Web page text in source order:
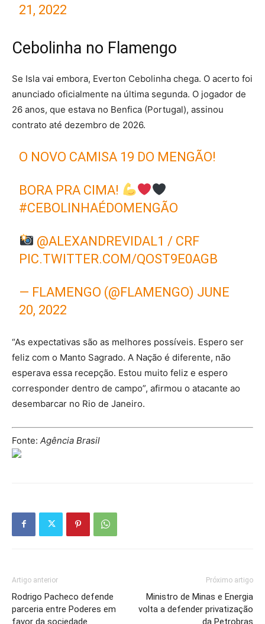
21, 2022
Cebolinha no Flamengo
Se Isla vai embora, Everton Cebolinha chega. O acerto foi
anunciado oficialmente na última segunda. O jogador de
26 anos, que estava no Benfica (Portugal), assinou
contrato até dezembro de 2026.
O NOVO CAMISA 19 DO MENGÃO!
BORA PRA CIMA!
#CEBOLINHAÉDOMENGÃO
@ALEXANDREVIDAL1 / CRF
PIC.TWITTER.COM/QOST9E0AGB
— FLAMENGO (@FLAMENGO) JUNE
20, 2022
“As expectativas são as melhores possíveis. Espero ser
feliz com o Manto Sagrado. A Nação é diferente, não
esperava essa recepção. Estou muito feliz e espero
corresponder dentro de campo”, afirmou o atacante ao
desembarcar no Rio de Janeiro.
Fonte: Agência Brasil
Artigo anterior
Rodrigo Pacheco defende
parceria entre Poderes em
favor da sociedade
Próximo artigo
Ministro de Minas e Energia
volta a defender privatização
da Petrobras